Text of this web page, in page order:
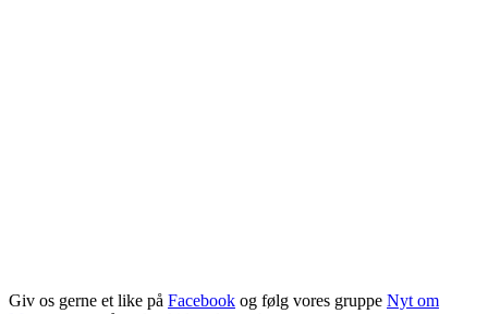
Giv os gerne et like på Facebook og følg vores gruppe Nyt om